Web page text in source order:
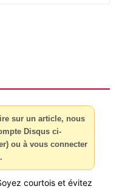
sur un article, nous
Disqus ci-
ou à vous connecter
courtois et évitez